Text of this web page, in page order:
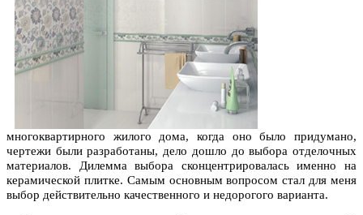
многоквартирного жилого дома, когда оно было придумано,
чертежи были разработаны, дело дошло до выбора отделочных
материалов. Дилемма выбора сконцентрировалась именно на
керамической плитке. Самым основным вопросом стал для меня
выбор действительно качественного и недорогого варианта.